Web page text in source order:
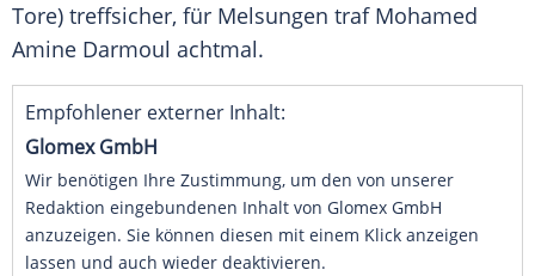
Tore) treffsicher, für Melsungen traf Mohamed
Amine Darmoul achtmal.
Empfohlener externer Inhalt:
Glomex GmbH
Wir benötigen Ihre Zustimmung, um den von unserer
Redaktion eingebundenen Inhalt von Glomex GmbH
anzuzeigen. Sie können diesen mit einem Klick anzeigen
lassen und auch wieder deaktivieren.